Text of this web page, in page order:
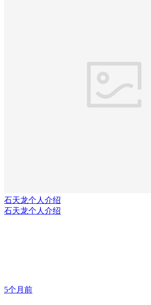
石天龙个人介绍
石天龙个人介绍
5个月前